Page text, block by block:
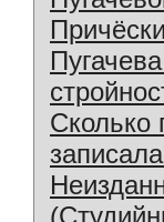
Сколько